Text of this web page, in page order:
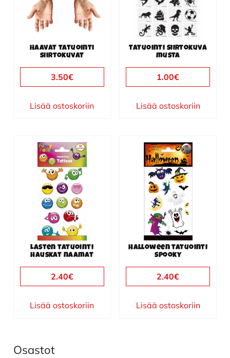
Haavat tatuointi
siirtokuvat
3.50€
Lisää ostoskoriin
Tatuointi siirtokuva
musta
1.00€
Lisää ostoskoriin
Lasten tatuointi
hauskat naamat
2.40€
Lisää ostoskoriin
Halloween tatuointi
spooky
2.40€
Lisää ostoskoriin
Ensisijainen
Osastot